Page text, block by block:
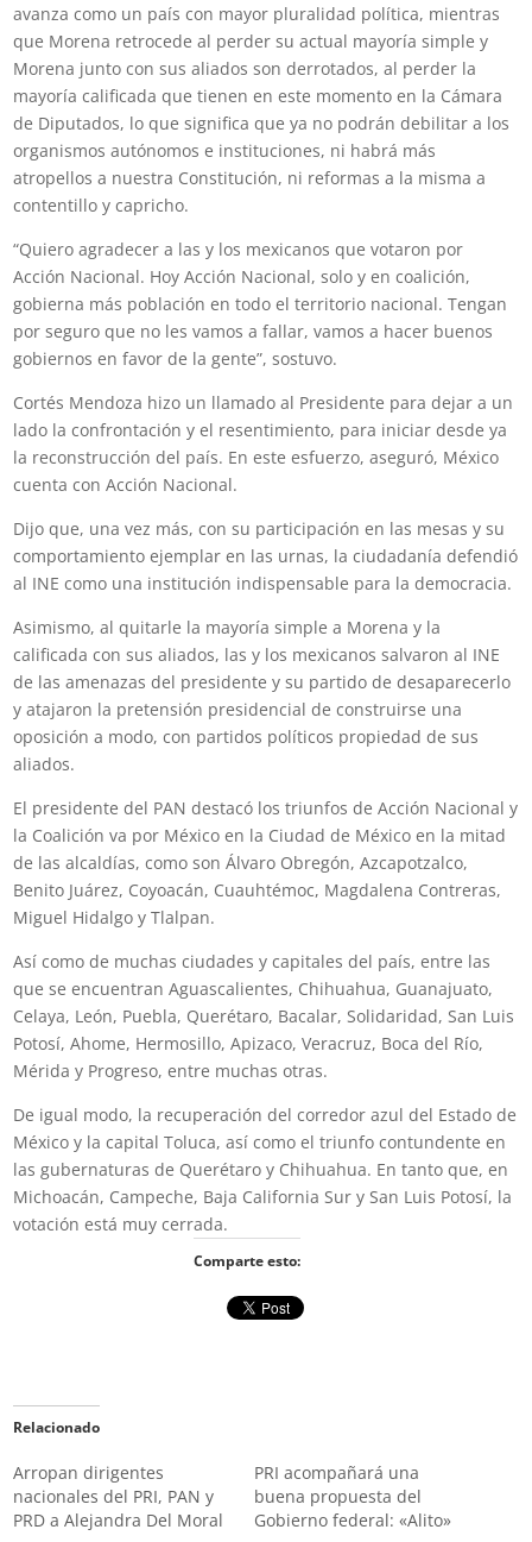
avanza como un país con mayor pluralidad política, mientras
que Morena retrocede al perder su actual mayoría simple y
Morena junto con sus aliados son derrotados, al perder la
mayoría calificada que tienen en este momento en la Cámara
de Diputados, lo que significa que ya no podrán debilitar a los
organismos autónomos e instituciones, ni habrá más
atropellos a nuestra Constitución, ni reformas a la misma a
contentillo y capricho.
“Quiero agradecer a las y los mexicanos que votaron por
Acción Nacional. Hoy Acción Nacional, solo y en coalición,
gobierna más población en todo el territorio nacional. Tengan
por seguro que no les vamos a fallar, vamos a hacer buenos
gobiernos en favor de la gente”, sostuvo.
Cortés Mendoza hizo un llamado al Presidente para dejar a un
lado la confrontación y el resentimiento, para iniciar desde ya
la reconstrucción del país. En este esfuerzo, aseguró, México
cuenta con Acción Nacional.
Dijo que, una vez más, con su participación en las mesas y su
comportamiento ejemplar en las urnas, la ciudadanía defendió
al INE como una institución indispensable para la democracia.
Asimismo, al quitarle la mayoría simple a Morena y la
calificada con sus aliados, las y los mexicanos salvaron al INE
de las amenazas del presidente y su partido de desaparecerlo
y atajaron la pretensión presidencial de construirse una
oposición a modo, con partidos políticos propiedad de sus
aliados.
El presidente del PAN destacó los triunfos de Acción Nacional y
la Coalición va por México en la Ciudad de México en la mitad
de las alcaldías, como son Álvaro Obregón, Azcapotzalco,
Benito Juárez, Coyoacán, Cuauhtémoc, Magdalena Contreras,
Miguel Hidalgo y Tlalpan.
Así como de muchas ciudades y capitales del país, entre las
que se encuentran Aguascalientes, Chihuahua, Guanajuato,
Celaya, León, Puebla, Querétaro, Bacalar, Solidaridad, San Luis
Potosí, Ahome, Hermosillo, Apizaco, Veracruz, Boca del Río,
Mérida y Progreso, entre muchas otras.
De igual modo, la recuperación del corredor azul del Estado de
México y la capital Toluca, así como el triunfo contundente en
las gubernaturas de Querétaro y Chihuahua. En tanto que, en
Michoacán, Campeche, Baja California Sur y San Luis Potosí, la
votación está muy cerrada.
Comparte esto:
Relacionado
Arropan dirigentes
nacionales del PRI, PAN y
PRD a Alejandra Del Moral
PRI acompañará una
buena propuesta del
Gobierno federal: «Alito»